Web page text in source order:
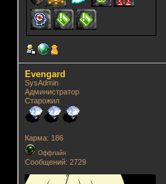
Evengard
SysAdmin
Администратор
Старожил
Карма: 186
Оффлайн
Сообщений: 2729